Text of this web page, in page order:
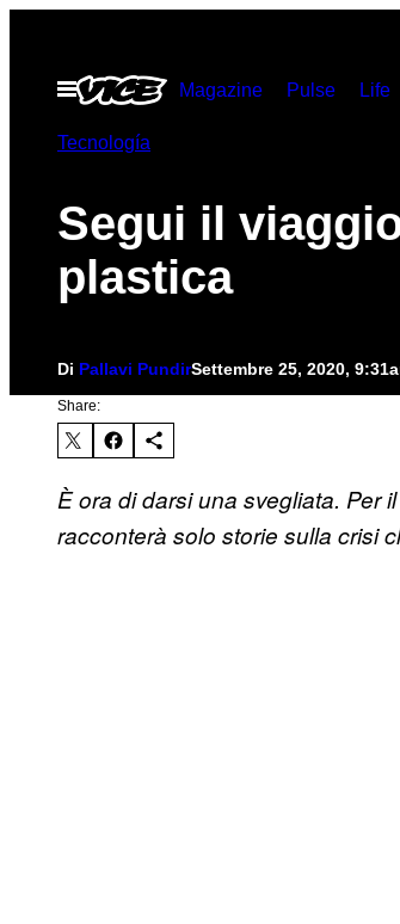
contenuto
Apri
Magazine Pulse Life
Tecnología
Segui il
plastica
Di Pallavi PundirSettembre 25, 2020,
Share:
È ora di darsi una svegliata. Per
racconterà solo storie sulla crisi